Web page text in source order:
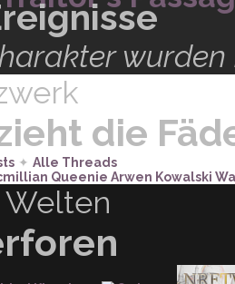
Vergessen
und bei
die
✦︎ Alle Threads
Queenie Arwen Kowalski